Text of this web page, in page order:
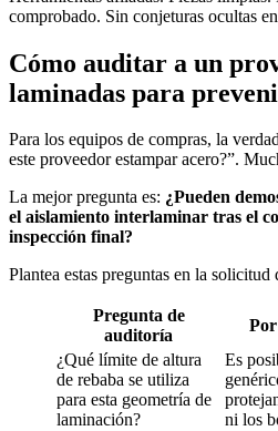
comprobado. Sin conjeturas ocultas
Cómo auditar a un
laminadas para
Para los equipos de compras, la
este proveedor estampar acero?”.
La mejor pregunta es: ¿Pueden
el aislamiento interlaminar tras el
inspección final?
Plantea estas preguntas en la solicitud
Pregunta de
auditoría
¿Qué límite de altura
de rebaba se utiliza
para esta geometría de
laminación?
Es
ni los